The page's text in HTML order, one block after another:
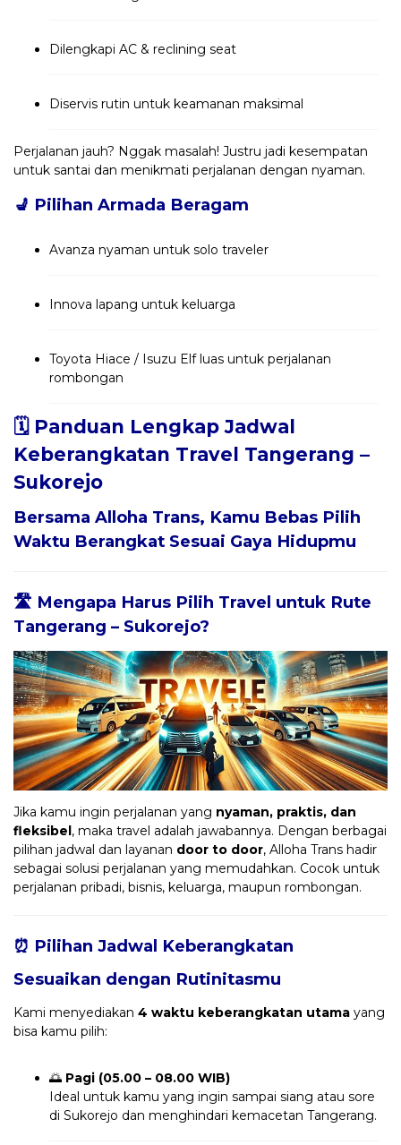
Dilengkapi AC & reclining seat
Diservis rutin untuk keamanan maksimal
Perjalanan jauh? Nggak masalah! Justru jadi kesempatan
untuk santai dan menikmati perjalanan dengan nyaman.
💺 Pilihan Armada Beragam
Avanza nyaman untuk solo traveler
Innova lapang untuk keluarga
Toyota Hiace / Isuzu Elf luas untuk perjalanan
rombongan
🗓️ Panduan Lengkap Jadwal
Keberangkatan Travel Tangerang –
Sukorejo
Bersama Alloha Trans, Kamu Bebas Pilih
Waktu Berangkat Sesuai Gaya Hidupmu
🛣️ Mengapa Harus Pilih Travel untuk Rute
Tangerang – Sukorejo?
Jika kamu ingin perjalanan yang nyaman, praktis, dan
fleksibel, maka travel adalah jawabannya. Dengan berbagai
pilihan jadwal dan layanan door to door, Alloha Trans hadir
sebagai solusi perjalanan yang memudahkan. Cocok untuk
perjalanan pribadi, bisnis, keluarga, maupun rombongan.
⏰ Pilihan Jadwal Keberangkatan
Sesuaikan dengan Rutinitasmu
Kami menyediakan 4 waktu keberangkatan utama yang
bisa kamu pilih:
🌅 Pagi (05.00 – 08.00 WIB)
Ideal untuk kamu yang ingin sampai siang atau sore
di Sukorejo dan menghindari kemacetan Tangerang.